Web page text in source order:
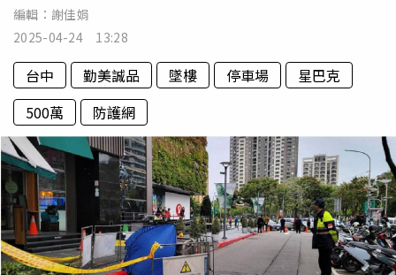
編輯： 謝佳娟
2025-04-24 13:28
台中 勤美誠品 墜樓 停車場
星巴克
500萬
防護網